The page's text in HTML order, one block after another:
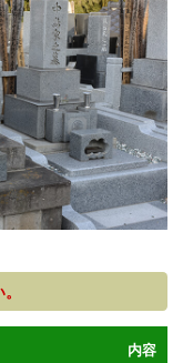
内容